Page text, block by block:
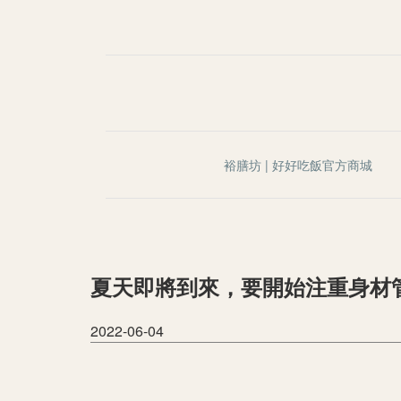
裕膳坊 | 好好吃飯官方商城
夏天即將到來，要開始注重身
2022-06-04